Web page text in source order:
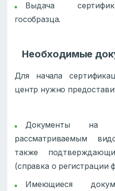
Выдача
гособразца.
Необходимые
Для начала
центр нужно
Документы на
рассматриваемым
также
(справка о
Имеющиеся